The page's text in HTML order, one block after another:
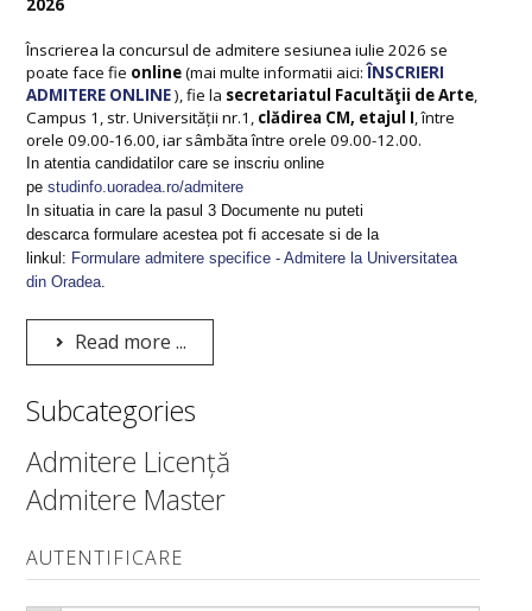
2026
Înscrierea la concursul de admitere sesiunea iulie 2026 se
poate face fie online(mai multe informatii aici:ÎNSCRIERI
ADMITERE ONLINE), fie la secretariatul Facultăţii de Arte,
Campus 1, str. Universității nr.1, clădirea CM, etajul I, între
orele 09.00-16.00, iar sâmbăta între orele 09.00-12.00.
In atentia candidatilor care se inscriu online
pe studinfo.uoradea.ro/admitere
In situatia in care la pasul 3 Documente nu puteti
descarca formulare acestea pot fi accesate si de la
linkul: Formulare admitere specifice - Admitere la Universitatea
din Oradea.
Read more ...
Subcategories
Admitere Licență
Admitere Master
AUTENTIFICARE